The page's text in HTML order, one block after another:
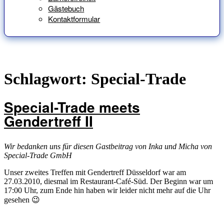
Gästebuch
Kontaktformular
Schlagwort: Special-Trade
Special-Trade meets
Gendertreff II
Wir bedanken uns für diesen Gastbeitrag von Inka und Micha von
Special-Trade GmbH
Unser zweites Treffen mit Gendertreff Düsseldorf war am
27.03.2010, diesmal im Restaurant-Café-Süd. Der Beginn war um
17:00 Uhr, zum Ende hin haben wir leider nicht mehr auf die Uhr
gesehen 😉